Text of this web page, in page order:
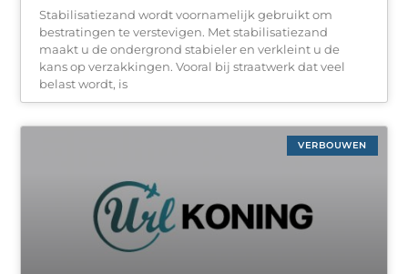
Stabilisatiezand wordt voornamelijk gebruikt om
bestratingen te verstevigen. Met stabilisatiezand
maakt u de ondergrond stabieler en verkleint u de
kans op verzakkingen. Vooral bij straatwerk dat veel
belast wordt, is
VERBOUWEN